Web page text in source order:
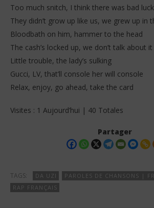
Too much snitch, I think there was bad
They didn’t grow up like us, we grew up in
Bloodbath on him, hammer to the head
The cash’s locked up, we don’t talk about it
Little trouble, the lady’s sulking
Gucci, LV, that’ll console her will console
Relax, enjoy, go ahead, take the card
Visites : 1 Aujourd’hui | 40 Totales
Partager
TAGS: DA UZI
PAROLES DE CHANSONS |
RAP FRANÇAIS